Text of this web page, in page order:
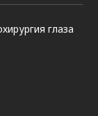
глаза